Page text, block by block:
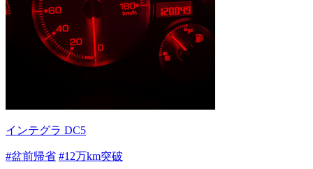
インテグラ DC5
#盆前帰省 #12万km突破